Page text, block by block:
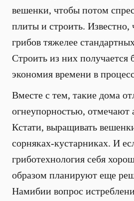
вешенки, чтобы потом
плиты и строить. Известно,
грибов тяжелее
Строить из них получается
экономия времени в
Вместе с тем, такие дома
огнеупорностью, отмечают
Кстати, выращивать
сорняках-кустарниках. И
гриботехнология себя
образом планируют еще
Намибии вопрос